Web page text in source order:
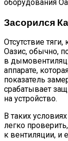
оборудования
Засорился
Отсутствие
Оазис, обычно,
в
аппарате,
показатель
срабатывает
на устройство.
В таких
легко
к вентиляции, и